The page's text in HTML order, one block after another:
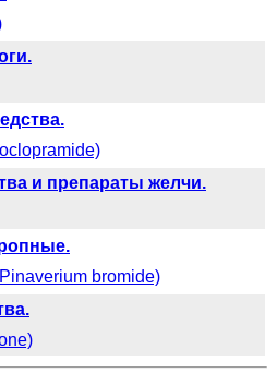
и препараты желчи.
bromide)